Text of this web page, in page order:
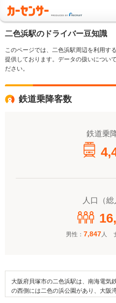
二色浜駅のドライバー豆知識
このページでは、二色浜駅周辺を利用す
提供しております。データの扱いについ
ださい。
鉄道乗降客数
鉄道乗
人口（総
男性： 7,847人
大阪府貝塚市の二色浜駅は、南海電気
の西側には二色の浜公園があり、大阪